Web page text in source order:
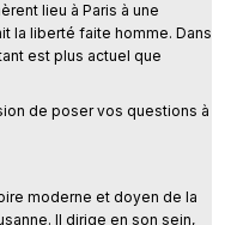
lieu à Paris à une
la liberté faite homme. Dans
est plus actuel que
de poser vos questions à
moderne et doyen de la
Il dirige en son sein,